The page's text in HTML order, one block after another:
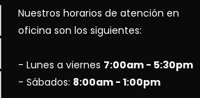
Nuestros horarios de atención en
oficina son los siguientes:
- Lunes a viernes 7:00am - 5:30pm
- Sábados: 8:00am - 1:00pm